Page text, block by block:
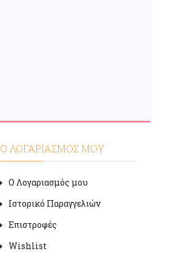
Ο ΛΟΓΑΡΙΑΣΜΟΣ ΜΟΥ
Ο Λογαριασμός μου
Ιστορικό Παραγγελιών
Επιστροφές
Wishlist